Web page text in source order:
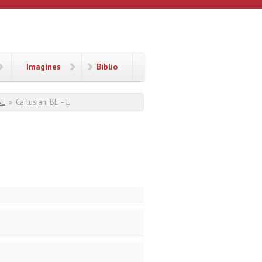
Imagines Biblio
» Cartusiani BE – L